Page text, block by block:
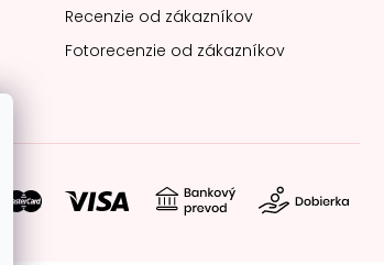
Recenzie od zákazníkov
Fotorecenzie od zákazníkov